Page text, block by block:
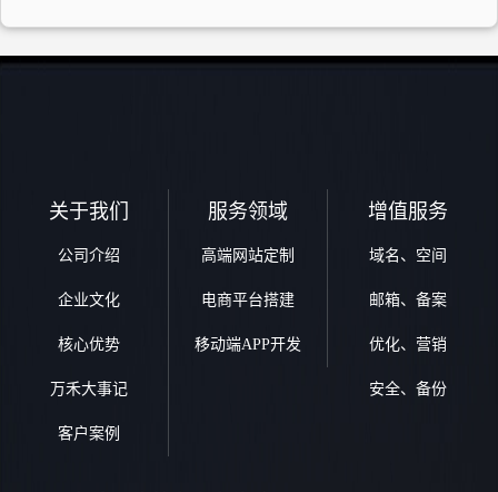
关于我们
公司介绍
企业文化
核心优势
万禾大事记
客户案例
服务领域
高端网站定制
电商平台搭建
移动端APP开发
增值服务
域名、空间
邮箱、备案
优化、营销
安全、备份